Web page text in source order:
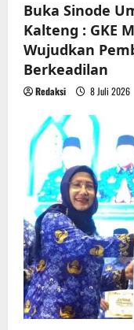
Buka Sinode
Kalteng : GKE
Wujudkan
Berkeadilan
Redaksi 8 Juli 2026